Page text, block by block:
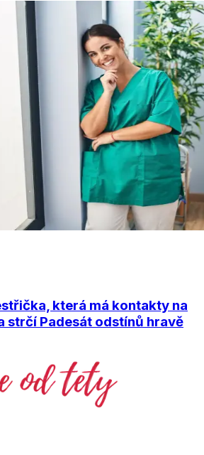
která má kontakty na
strčí Padesát odstínů hravě